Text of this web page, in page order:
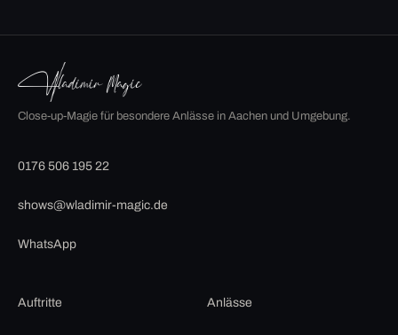
Close-up-Magie für besondere Anlässe in Aachen und Umgebung.
0176 506 195 22
shows@wladimir-magic.de
WhatsApp
Auftritte Anlässe